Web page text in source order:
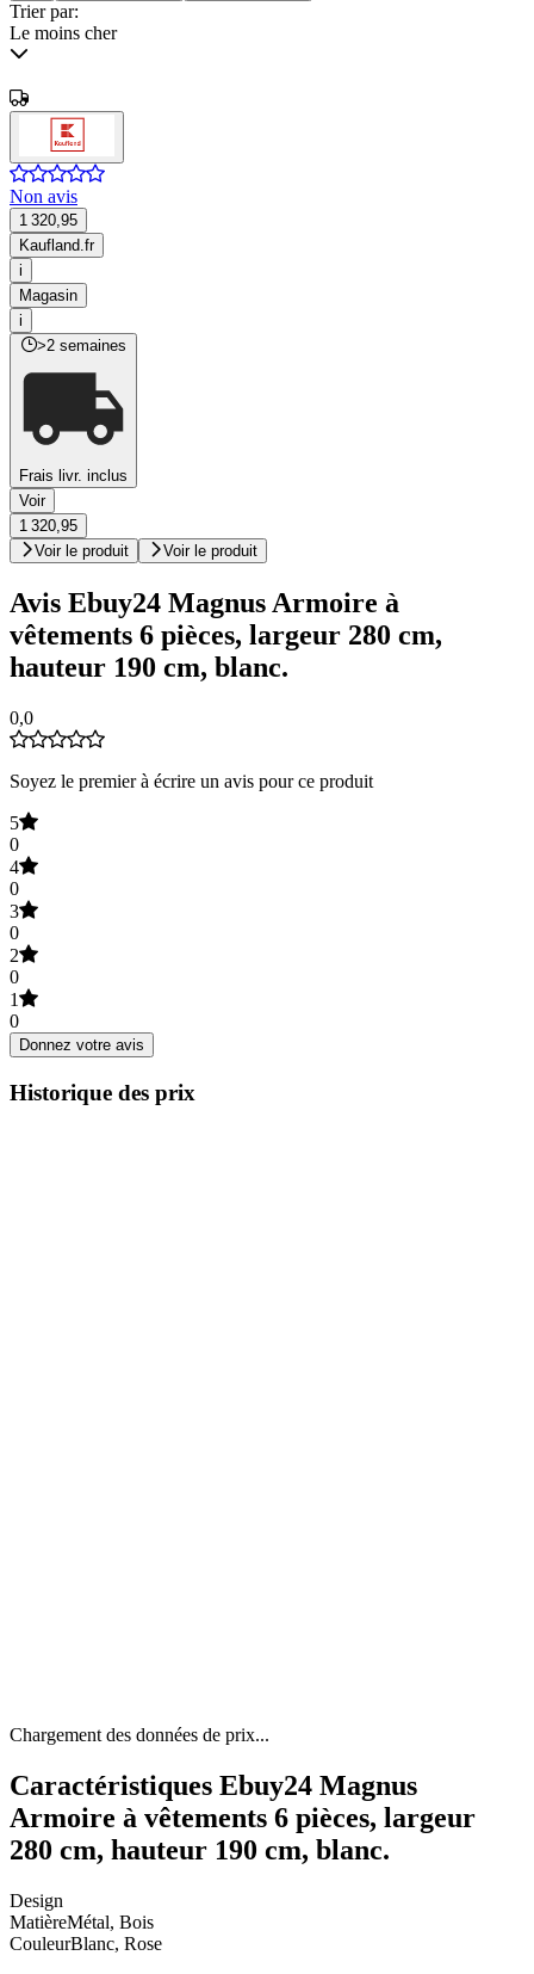
Trier par:
Le moins cher
Non avis
1 320,95
Kaufland.fr
i
Magasin
i
>2 semaines
Frais livr. inclus
Voir
1 320,95
Voir le produit
Voir le produit
Avis Ebuy24 Magnus Armoire à
vêtements 6 pièces, largeur 280 cm,
hauteur 190 cm, blanc.
0,0
Soyez le premier à écrire un avis pour ce produit
5
0
4
0
3
0
2
0
1
0
Donnez votre avis
Historique des prix
Chargement des données de prix...
Caractéristiques Ebuy24 Magnus
Armoire à vêtements 6 pièces, largeur
280 cm, hauteur 190 cm, blanc.
Design
MatièreMétal, Bois
CouleurBlanc, Rose